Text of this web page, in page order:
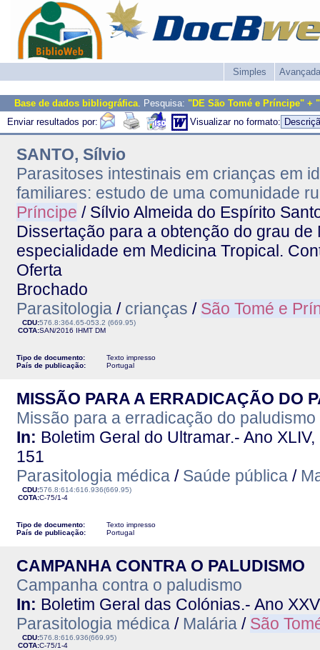
Simples Avançada
Base de dados bibliográfica. Pesquisa: "DE São Tomé e Príncipe" +
Enviar resultados por:
Visualizar no formato:
SANTO, Sílvio
Parasitoses intestinais em crianças em
familiares: estudo de uma comunidade
Príncipe / Sílvio Almeida do Espírito
Dissertação para a obtenção do grau
especialidade em Medicina Tropical.
Oferta
Brochado
Parasitologia / crianças / São Tomé e
CDU:576.8:364.65-053.2 (669.95)
COTA:SAN/2016 IHMT DM
Tipo de documento:
Texto impresso
País de publicação:
Portugal
MISSÃO PARA A ERRADICAÇÃO DO
Missão para a erradicação do
In: Boletim Geral do Ultramar.- Ano
151
Parasitologia médica / Saúde pública /
CDU:576.8:614:616.936(669.95)
COTA:C-75/1-4
Tipo de documento:
Texto impresso
País de publicação:
Portugal
CAMPANHA CONTRA O PALUDISMO
Campanha contra o paludismo
In: Boletim Geral das Colónias.- Ano
Parasitologia médica / Malária / São
CDU:576.8:616.936(669.95)
COTA:C-75/1-4